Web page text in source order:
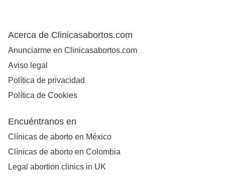
Acerca de Clinicasabortos.com
Anunciarme en Clinicasabortos.com
Aviso legal
Política de privacidad
Política de Cookies
Encuéntranos en
Clínicas de aborto en México
Clínicas de aborto en Colombia
Legal abortion clinics in UK